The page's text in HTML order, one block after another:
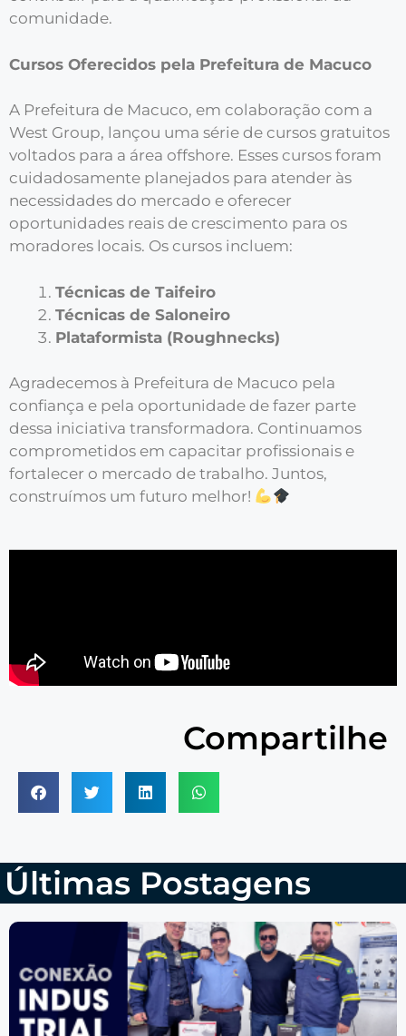
comunidade.
Cursos Oferecidos pela Prefeitura de Macuco
A Prefeitura de Macuco, em colaboração com a
West Group, lançou uma série de cursos gratuitos
voltados para a área offshore. Esses cursos foram
cuidadosamente planejados para atender às
necessidades do mercado e oferecer
oportunidades reais de crescimento para os
moradores locais. Os cursos incluem:
Técnicas de Taifeiro
Técnicas de Saloneiro
Plataformista (Roughnecks)
Agradecemos à Prefeitura de Macuco pela
confiança e pela oportunidade de fazer parte
dessa iniciativa transformadora. Continuamos
comprometidos em capacitar profissionais e
fortalecer o mercado de trabalho. Juntos,
construímos um futuro melhor!
Compartilhe
Últimas Postagens